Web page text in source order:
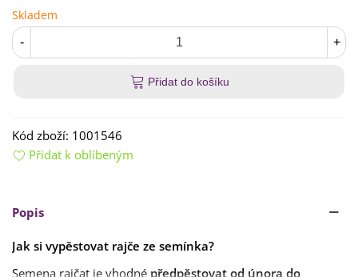
Skladem
- +
Přidat do košíku
Kód zboží: 1001546
Přidat k oblíbeným
Popis
Jak si vypěstovat rajče ze semínka?
Semena rajčat je vhodné předpěstovat od února do